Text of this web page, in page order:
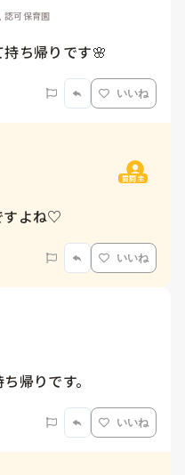
可保育園
ち帰りです🌸
いいね
質問主
すよね♡
いいね
帰りです。
いいね